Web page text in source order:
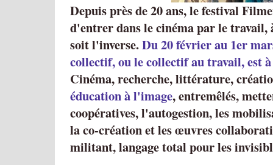
Depuis près de 20 ans, le festival
d'entrer dans le cinéma par le travail,
soit l'inverse.Du 20 février au 1er
collectif, ou le collectif au travail, est
Cinéma, recherche, littérature,
éducation à l'image, entremêlés,
coopératives, l'autogestion, les
la co-création et les œuvres
militant, langage total pour les